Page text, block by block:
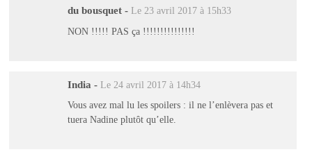
du bousquet - Le 23 avril 2017 à 15h33
NON !!!!! PAS ça !!!!!!!!!!!!!!!
India - Le 24 avril 2017 à 14h34
Vous avez mal lu les spoilers : il ne l’enlèvera pas et
tuera Nadine plutôt qu’elle.